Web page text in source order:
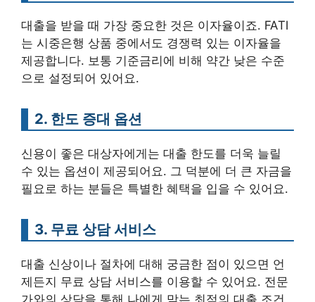
대출을 받을 때 가장 중요한 것은 이자율이죠. FATI
는 시중은행 상품 중에서도 경쟁력 있는 이자율을
제공합니다. 보통 기준금리에 비해 약간 낮은 수준
으로 설정되어 있어요.
2. 한도 증대 옵션
신용이 좋은 대상자에게는 대출 한도를 더욱 늘릴
수 있는 옵션이 제공되어요. 그 덕분에 더 큰 자금을
필요로 하는 분들은 특별한 혜택을 입을 수 있어요.
3. 무료 상담 서비스
대출 신상이나 절차에 대해 궁금한 점이 있으면 언
제든지 무료 상담 서비스를 이용할 수 있어요. 전문
가와의 상담을 통해 나에게 맞는 최적의 대출 조건